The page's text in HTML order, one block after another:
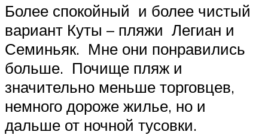
Более спокойный и более чистый
вариант Куты – пляжи Легиан и
Семиньяк. Мне они понравились
больше. Почище пляж и
значительно меньше торговцев,
немного дороже жилье, но и
дальше от ночной тусовки.